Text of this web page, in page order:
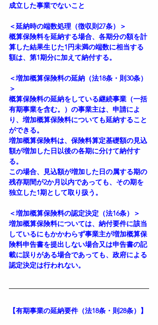
成立した事業でないこと
＜延納時の端数処理（徴収則27条）＞
概算保険料を延納する場合、各期分の額を計
算した結果生じた1円未満の端数に相当する
額は、第1期分に加えて納付する。
＜増加概算保険料の延納（法18条・則30条）
＞
概算保険料の延納をしている継続事業（一括
有期事業を含む。）の事業主は、申請によ
り、増加概算保険料についても延納すること
ができる。
増加概算保険料は、保険料算定基礎額の見込
額が増加した日以後の各期に分けて納付す
る。
この場合、見込額が増加した日の属する期の
残存期間が2か月以内であっても、その期を
独立した1期として取り扱う。
＜増加概算保険料の認定決定（法16条）＞
増加概算保険料については、納付要件に該当
しているにもかかわらず事業主が増加概算保
険料申告書を提出しない場合又は申告書の記
載に誤りがある場合であっても、政府による
認定決定は行われない。
【有期事業の延納要件（法18条・則28条）】